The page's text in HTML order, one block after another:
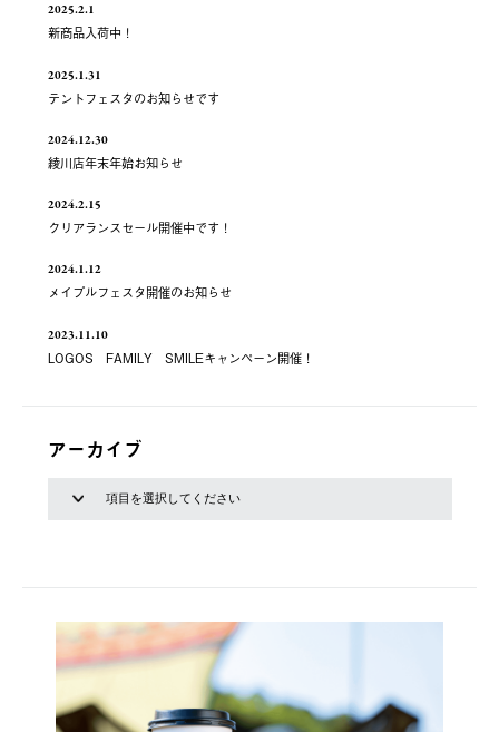
2025.2.1
新商品入荷中！
2025.1.31
テントフェスタのお知らせです
2024.12.30
綾川店年末年始お知らせ
2024.2.15
クリアランスセール開催中です！
2024.1.12
メイプルフェスタ開催のお知らせ
2023.11.10
LOGOS FAMILY SMILEキャンペーン開催！
アーカイブ